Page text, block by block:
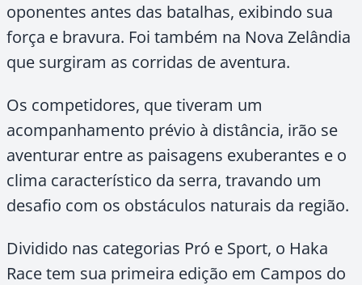
oponentes antes das batalhas, exibindo sua
força e bravura. Foi também na Nova Zelândia
que surgiram as corridas de aventura.
Os competidores, que tiveram um
acompanhamento prévio à distância, irão se
aventurar entre as paisagens exuberantes e o
clima característico da serra, travando um
desafio com os obstáculos naturais da região.
Dividido nas categorias Pró e Sport, o Haka
Race tem sua primeira edição em Campos do